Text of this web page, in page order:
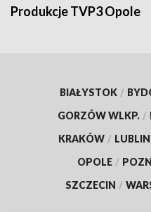
Produkcje TVP3 Opole
BIAŁYSTOK /
GORZÓW WLKP. /
KRAKÓW / LUBLIN
OPOLE /
SZCZECIN /